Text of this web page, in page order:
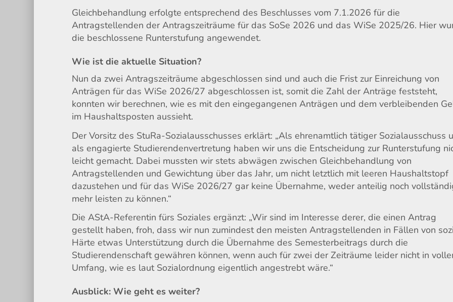
Gleichbehandlung erfolgte entsprechend des Beschlusses vom 7.1.2026 für die
Antragstellenden der Antragszeiträume für das SoSe 2026 und das WiSe 2025/26. Hier
die beschlossene Runterstufung angewendet.
Wie ist die aktuelle Situation?
Nun da zwei Antragszeiträume abgeschlossen sind und auch die Frist zur Einreichung von
Anträgen für das WiSe 2026/27 abgeschlossen ist, somit die Zahl der Anträge feststeht,
konnten wir berechnen, wie es mit den eingegangenen Anträgen und dem verbleibenden
im Haushaltsposten aussieht.
Der Vorsitz des StuRa-Sozialausschusses erklärt: „Als ehrenamtlich tätiger Sozialausschuss
als engagierte Studierendenvertretung haben wir uns die Entscheidung zur Runterstufung
leicht gemacht. Dabei mussten wir stets abwägen zwischen Gleichbehandlung von
Antragstellenden und Gewichtung über das Jahr, um nicht letztlich mit leeren Haushaltstopf
dazustehen und für das WiSe 2026/27 gar keine Übernahme, weder anteilig noch
mehr leisten zu können.“
Die AStA-Referentin fürs Soziales ergänzt: „Wir sind im Interesse derer, die einen Antrag
gestellt haben, froh, dass wir nun zumindest den meisten Antragstellenden in Fällen von
Härte etwas Unterstützung durch die Übernahme des Semesterbeitrags durch die
Studierendenschaft gewähren können, wenn auch für zwei der Zeiträume leider nicht in
Umfang, wie es laut Sozialordnung eigentlich angestrebt wäre.“
Ausblick: Wie geht es weiter?